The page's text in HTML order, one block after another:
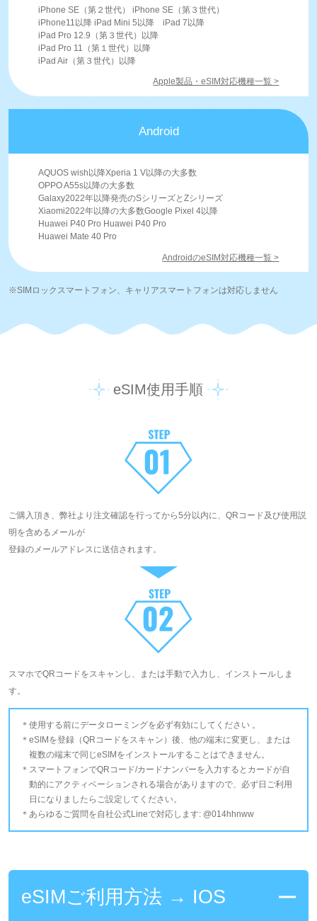
iPhone SE（第２世代） iPhone SE（第３世代）
iPhone11以降 iPad Mini 5以降 iPad 7以降
iPad Pro 12.9（第３世代）以降
iPad Pro 11（第１世代）以降
iPad Air（第３世代）以降
Apple製品・eSIM対応機種一覧 >
Android
AQUOS wish以降Xperia 1 V以降の大多数
OPPO A55s以降の大多数
Galaxy2022年以降発売のSシリーズとZシリーズ
Xiaomi2022年以降の大多数Google Pixel 4以降
Huawei P40 Pro Huawei P40 Pro
Huawei Mate 40 Pro
AndroidのeSIM対応機種一覧 >
※SIMロックスマートフォン、キャリアスマートフォンは対応しません
eSIM使用手順
ご購入頂き、弊社より注文確認を行ってから5分以内に、QRコード及び使用説
明を含めるメールが
登録のメールアドレスに送信されます。
スマホでQRコードをスキャンし、または手動で入力し、インストールしま
す。
使用する前にデータローミングを必ず有効にしてください 。
eSIMを登録（QRコードをスキャン）後、他の端末に変更し、または
複数の端末で同じeSIMをインストールすることはできません。
スマートフォンでQRコード/カードナンバーを入力するとカードが自
動的にアクティベーションされる場合がありますので、必ず日ご利用
日になりましたらご設定してください。
あらゆるご質問を自社公式Lineで対応します: @014hhnww
eSIMご利用方法 → IOS